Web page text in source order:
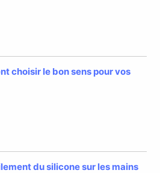
choisir le bon sens pour vos
du silicone sur les mains